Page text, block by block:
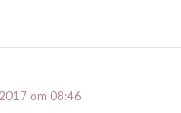
om 08:46